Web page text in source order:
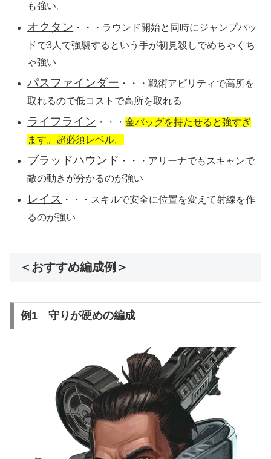
も強い。
オクタン ・・・ラウンド開始と同時に ジャンプパッ
ドで3人で強襲する という手が初見殺しでめちゃくち
ゃ強い
パスファインダー ・
・・戦術アビリティで高所を
取れるので低コストで高所を取れる
ライフライン ・・・金バッグを持たせると強すぎ
ます。超必須レベル。
ブラッドハウンド ・・・アリーナでもスキャンで
敵の動きが分かるのが強い
レイス ・・・スキルで安全に位置を変えて射線を作
るのが強い
＜おすすめ編成例＞
例1 守りが硬めの編成